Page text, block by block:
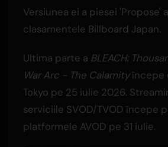
Versiunea ei a piesei 'Propose'
clasamentele Billboard Japan.
Ultima parte a BLEACH:
War Arc - The Calamityîncepe
Tokyo pe 25 iulie 2026.
serviciile SVOD/TVOD începe
platformele AVOD pe 31 iulie.